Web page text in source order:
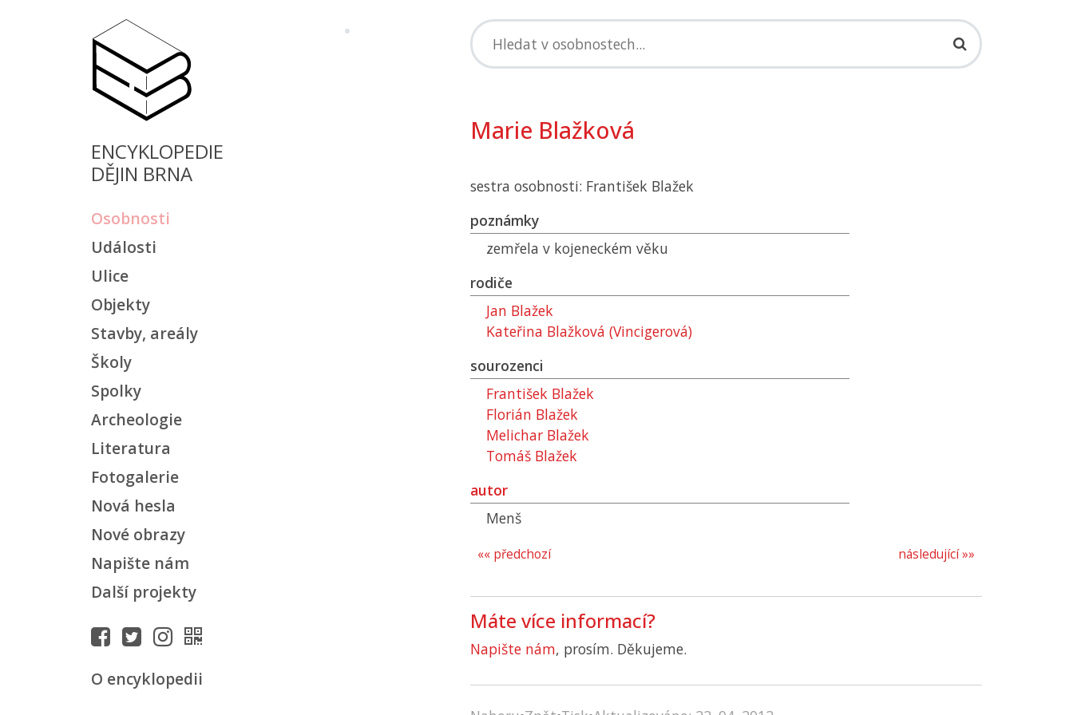
ENCYKLOPEDIE
DĚJIN BRNA
Osobnosti
Události
Ulice
Objekty
Stavby, areály
Školy
Spolky
Archeologie
Literatura
Fotogalerie
Nová hesla
Nové obrazy
Napište nám
Další projekty
O encyklopedii
Marie Blažková
sestra osobnosti: František Blažek
poznámky
zemřela v kojeneckém věku
rodiče
Jan Blažek
Kateřina Blažková (Vincigerová)
sourozenci
František Blažek
Florián Blažek
Melichar Blažek
Tomáš Blažek
autor
Menš
následující »»
«« předchozí
Máte více informací?
Napište nám, prosím. Děkujeme.